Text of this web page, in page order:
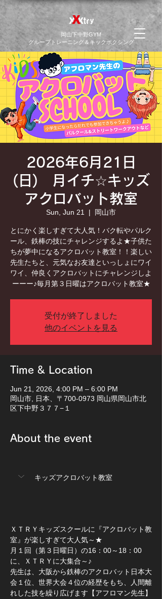
​岡山下中野GYM
グループトレーニング＆キックボクシング
2026年6月21日
(日) 月イチ☆キッズ
アクロバット教室
Sun, Jun 21
  |
岡山市
とにかく楽しすぎて大人気！バク転やパルク
ール、鉄棒の技にチャレンジするよ★子供た
ちが夢中になるアクロバット教室！！楽しい
先生たちと、元気なお友達といっしょにワイ
ワイ、仲良くアクロバットにチャレンジしよ
ーーー♪毎月第３日曜はアクロバット教室★
受付が終了しました
他のイベントを見る
Time & Location
Jun 21, 2026, 4:00 PM – 6:00 PM
岡山市, 日本、〒700-0973 岡山県岡山市北
区下中野３７７−１
About the event
キッズアクロバット教室
ＸＴＲＹキッズスクールに『アクロバット教
室』が楽しすぎて大人気～★
月１回（第３日曜日）の16：00～18：00
に、ＸＴＲＹに大集合～♪
先生は、大阪から鉄棒のアクロバット日本大
会１位、世界大会４位の経歴をもち、人間離
れした技を繰り広げます【アフロマン先生】